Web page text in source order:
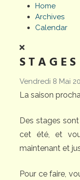
Home
Archives
Calendar
Vendredi 8 Mai
La saison
Des stages
cet été, et
maintenant et
Pour ce faire,